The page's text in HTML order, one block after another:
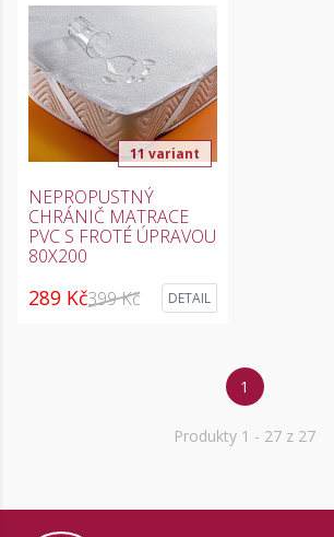
11 variant
NEPROPUSTNÝ
CHRÁNIČ MATRACE
PVC S FROTÉ ÚPRAVOU
80X200
289 Kč399 Kč DETAIL
1
Produkty 1 - 27 z 27